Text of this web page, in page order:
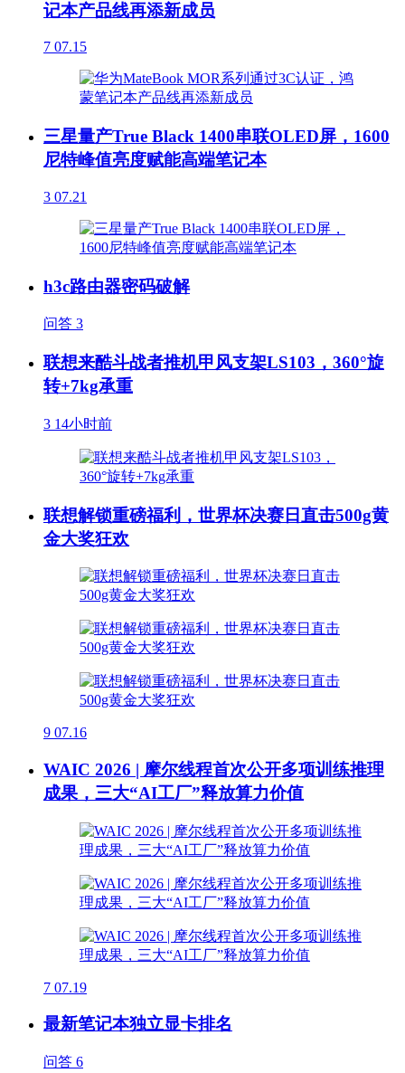
记本产品线再添新成员
7 07.15
三星量产True Black 1400串联OLED屏，1600
尼特峰值亮度赋能高端笔记本
3 07.21
h3c路由器密码破解
问答 3
联想来酷斗战者推机甲风支架LS103，360°旋
转+7kg承重
3 14小时前
联想解锁重磅福利，世界杯决赛日直击500g黄
金大奖狂欢
9 07.16
WAIC 2026 | 摩尔线程首次公开多项训练推理
成果，三大“AI工厂”释放算力价值
7 07.19
最新笔记本独立显卡排名
问答 6